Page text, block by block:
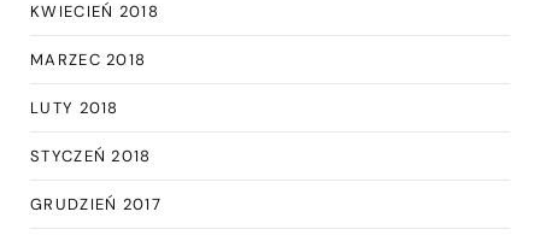
KWIECIEŃ 2018
MARZEC 2018
LUTY 2018
STYCZEŃ 2018
GRUDZIEŃ 2017